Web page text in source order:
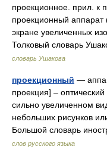
проекционное. прил. к
проекционный аппарат
экране увеличенных
Толковый словарь
словарь Ушакова
проекционный —
проекция] –
сильно увеличенном
небольших рисунков
Большой словарь
слов русского языка